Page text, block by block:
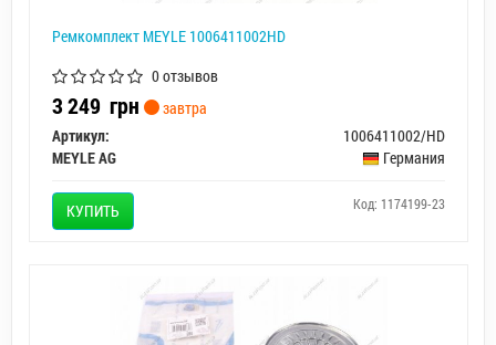
Ремкомплект MEYLE 1006411002HD
0 отзывов
3 249 грн
завтра
Артикул:
1006411002/HD
MEYLE AG
Германия
КУПИТЬ Код: 1174199-23